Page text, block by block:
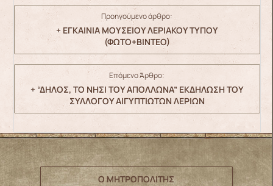
Προηγούμενο άρθρο:
+ ΕΓΚΑΙΝΙΑ ΜΟΥΣΕΙΟΥ ΛΕΡΙΑΚΟΥ ΤΥΠΟΥ
(ΦΩΤΟ+ΒΙΝΤΕΟ)
Επόμενο Άρθρο:
+ “ΔΗΛΟΣ, ΤΟ ΝΗΣΙ ΤΟΥ ΑΠΟΛΛΩΝΑ” ΕΚΔΗΛΩΣΗ ΤΟΥ
ΣΥΛΛΟΓΟΥ ΑΙΓΥΠΤΙΩΤΩΝ ΛΕΡΙΩΝ
Ο ΜΗΤΡΟΠΟΛΙΤΗΣ